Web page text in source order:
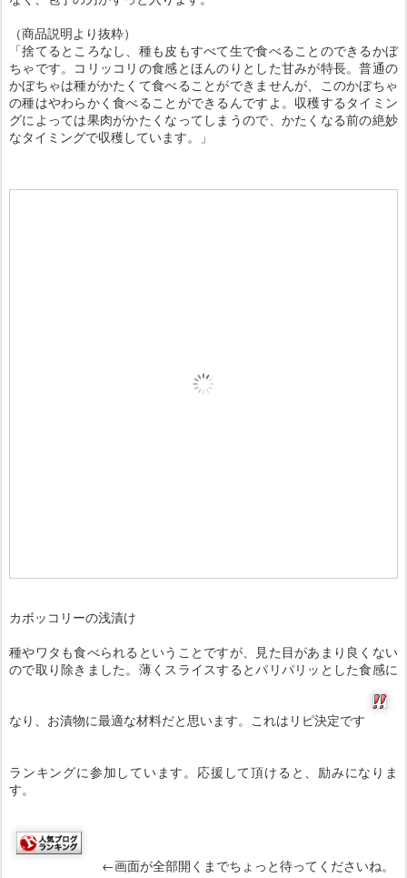
（商品説明より抜粋）
「捨てるところなし、種も皮もすべて生で食べることのできるかぼ
ちゃです。コリッコリの食感とほんのりとした甘みが特長。普通の
かぼちゃは種がかたくて食べることができませんが、このかぼちゃ
の種はやわらかく食べることができるんですよ。収穫するタイミン
グによっては果肉がかたくなってしまうので、かたくなる前の絶妙
なタイミングで収穫しています。」
カボッコリーの浅漬け
種やワタも食べられるということですが、見た目があまり良くない
ので取り除きました。薄くスライスするとパリパリッとした食感に
なり、お漬物に最適な材料だと思います。これはリピ決定です
ランキングに参加しています。応援して頂けると、励みになりま
す。
←画面が全部開くまでちょっと待ってくださいね。